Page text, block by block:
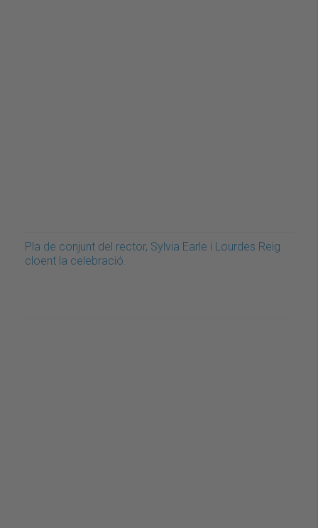
Pla de conjunt del rector, Sylvia Earle i Lourdes Reig
cloent la celebració.